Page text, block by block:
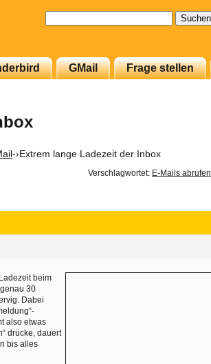
GMail Frage stellen
-›Extrem lange Ladezeit der Inbox
Verschlagwortet: E-Mails abrufen
beim
30
Dabei
also etwas
drücke, dauert
bis alles